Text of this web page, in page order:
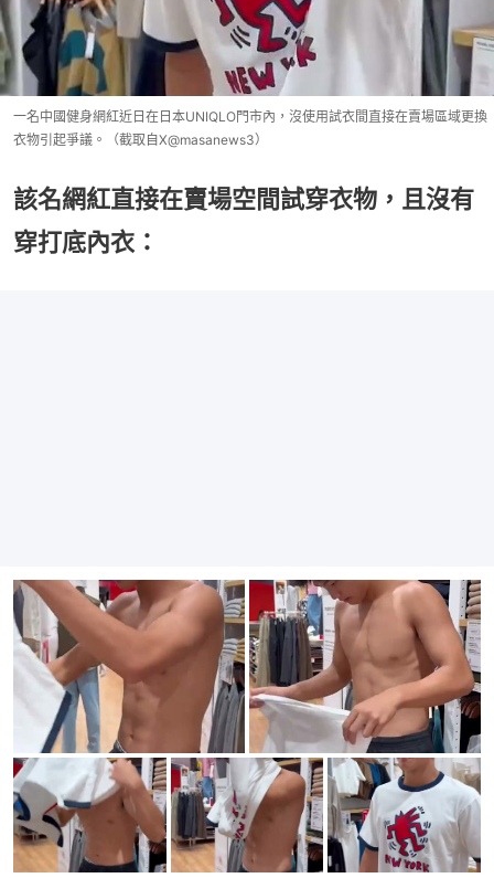
一名中國健身網紅近日在日本UNIQLO門市內，沒使用試衣間直接在賣場區域更換
衣物引起爭議。（截取自X@masanews3）
該名網紅直接在賣場空間試穿衣物，且沒有
穿打底內衣：